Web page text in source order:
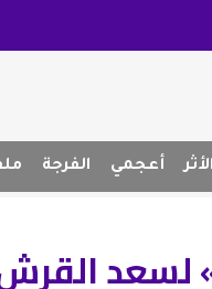
أعجمي الفرجة
لسعد